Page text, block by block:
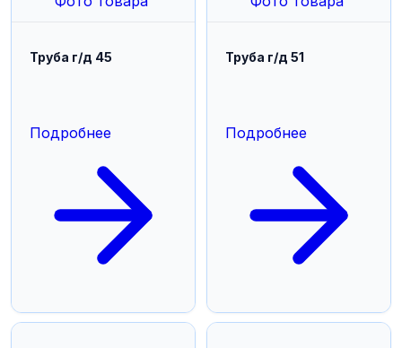
Труба г/д 45
Подробнее
Труба г/д 51
Подробнее